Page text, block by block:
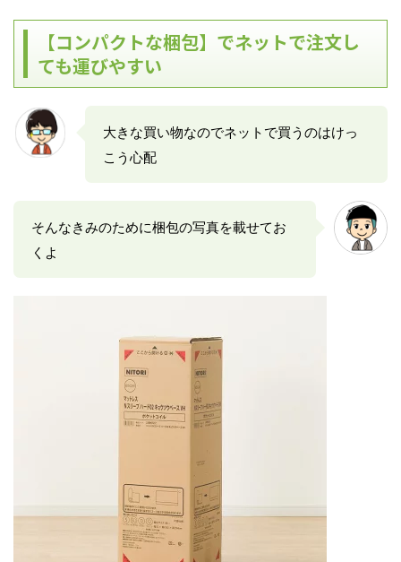
【コンパクトな梱包】でネットで注文し
ても運びやすい
大きな買い物なのでネットで買うのはけっ
こう心配
そんなきみのために梱包の写真を載せてお
くよ